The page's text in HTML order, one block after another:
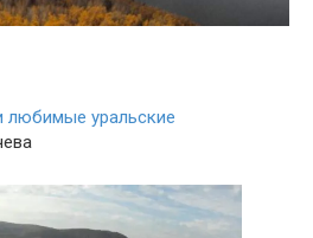
любимые уральские